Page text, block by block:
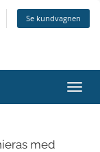
Se kundvagnen
med